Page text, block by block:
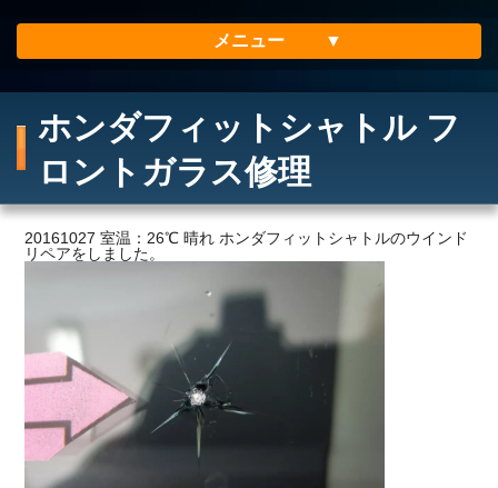
メニュー
会社案内
メリット
ご利用の流れ
価格
ホンダフィットシャトル フ
ロントガラス修理
20161027 室温：26℃ 晴れ ホンダフィットシャトルのウインド
リペアをしました。